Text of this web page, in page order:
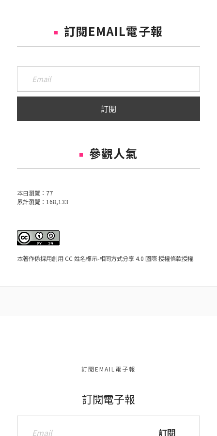
訂閱EMAIL電子報
參觀人氣
本日瀏覽： 77
累計瀏覽： 168,133
本著作係採用創用 CC 姓名標示-相同方式分享 4.0 國際 授權條款授權.
訂閱EMAIL電子報
訂閱電子報